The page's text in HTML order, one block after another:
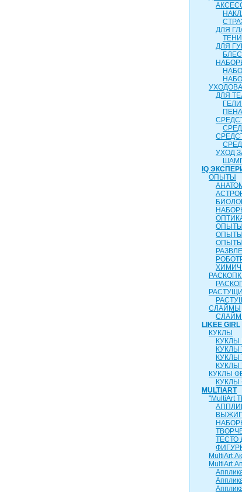
ДЛЯ
ДЛЯ
ДЛЯ
УХОД
IQ
ОПЫТЫ
ОПЫТЫ
ОПЫТЫ
СЛАЙМЫ
LIKEE GIRL
КУКЛЫ
КУКЛЫ
КУКЛЫ
КУКЛЫ
КУКЛЫ
КУКЛЫ
КУКЛЫ
MULTIART
"MultiArt
ТЕСТО
MultiArt
MultiArt